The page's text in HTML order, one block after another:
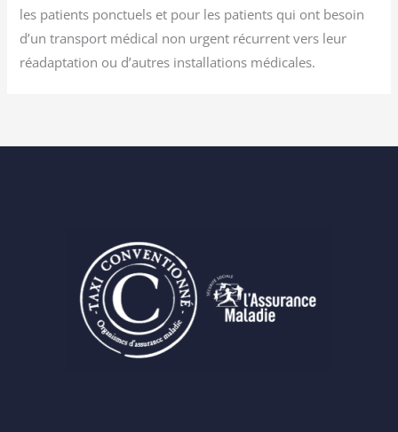
les patients ponctuels et pour les patients qui ont besoin
d’un transport médical non urgent récurrent vers leur
réadaptation ou d’autres installations médicales.